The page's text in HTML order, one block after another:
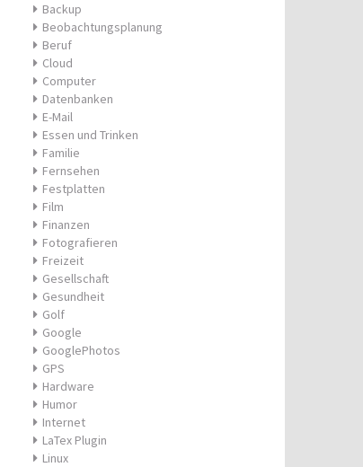
Backup
Beobachtungsplanung
Beruf
Cloud
Computer
Datenbanken
E-Mail
Essen und Trinken
Familie
Fernsehen
Festplatten
Film
Finanzen
Fotografieren
Freizeit
Gesellschaft
Gesundheit
Golf
Google
GooglePhotos
GPS
Hardware
Humor
Internet
LaTex Plugin
Linux